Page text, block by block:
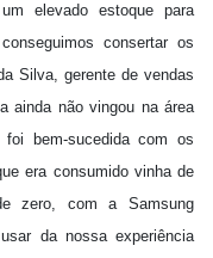
elevado estoque para
consertar os
Silva, gerente de vendas
ainda não vingou na área
bem-sucedida com os
era consumido vinha de
zero, com a Samsung
da nossa experiência